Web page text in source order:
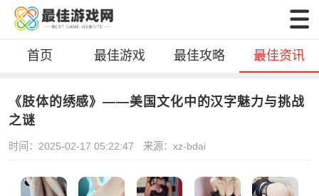
首页 最佳游戏 最佳攻略 最佳资讯
《肢体的绣感》——美国文化中的汉字魅力与挑战
之谜
时间：2025-02-17 05:22:47 来源：xz-bdai